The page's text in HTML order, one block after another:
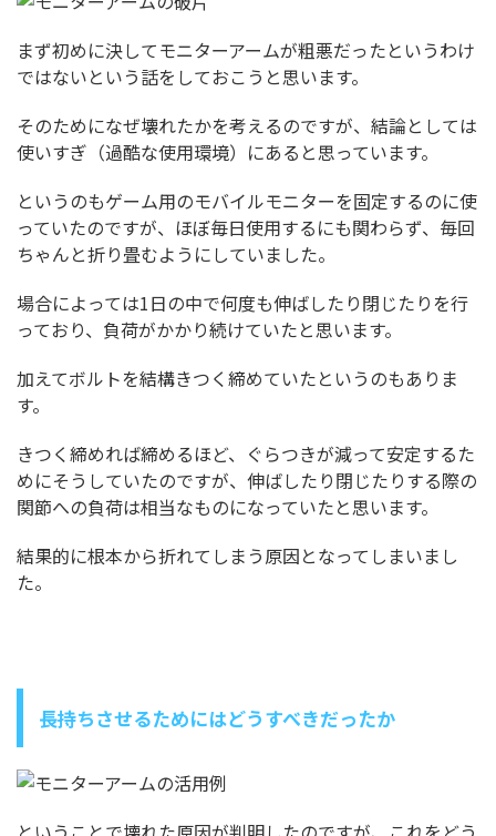
まず初めに決してモニターアームが粗悪だったというわけ
ではないという話をしておこうと思います。
そのためになぜ壊れたかを考えるのですが、結論としては
使いすぎ（過酷な使用環境）にあると思っています。
というのもゲーム用のモバイルモニターを固定するのに使
っていたのですが、ほぼ毎日使用するにも関わらず、毎回
ちゃんと折り畳むようにしていました。
場合によっては1日の中で何度も伸ばしたり閉じたりを行
っており、負荷がかかり続けていたと思います。
加えてボルトを結構きつく締めていたというのもありま
す。
きつく締めれば締めるほど、ぐらつきが減って安定するた
めにそうしていたのですが、伸ばしたり閉じたりする際の
関節への負荷は相当なものになっていたと思います。
結果的に根本から折れてしまう原因となってしまいまし
た。
長持ちさせるためにはどうすべきだったか